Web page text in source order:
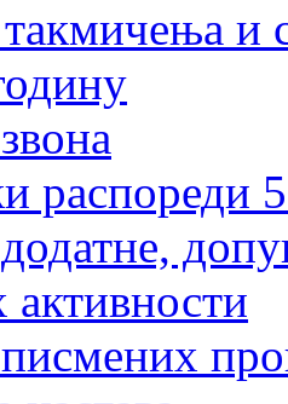
распореди
активности